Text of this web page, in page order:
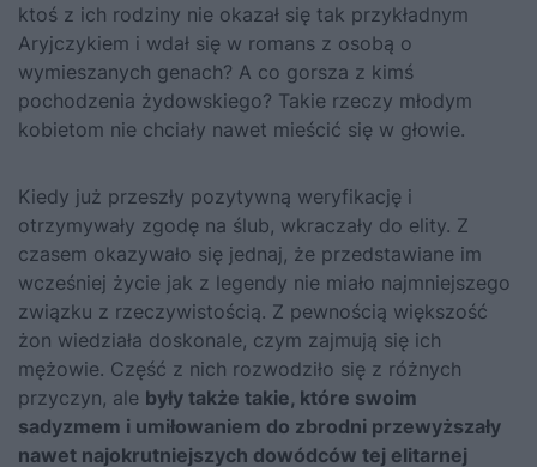
ktoś z ich rodziny nie okazał się tak przykładnym
Aryjczykiem i wdał się w romans z osobą o
wymieszanych genach? A co gorsza z kimś
pochodzenia żydowskiego? Takie rzeczy młodym
kobietom nie chciały nawet mieścić się w głowie.
Kiedy już przeszły pozytywną weryfikację i
otrzymywały zgodę na ślub, wkraczały do elity. Z
czasem okazywało się jednaj, że przedstawiane im
wcześniej życie jak z legendy nie miało najmniejszego
związku z rzeczywistością. Z pewnością większość
żon wiedziała doskonale, czym zajmują się ich
mężowie. Część z nich rozwodziło się z różnych
przyczyn, ale były także takie, które swoim
sadyzmem i umiłowaniem do zbrodni przewyższały
nawet najokrutniejszych dowódców tej elitarnej